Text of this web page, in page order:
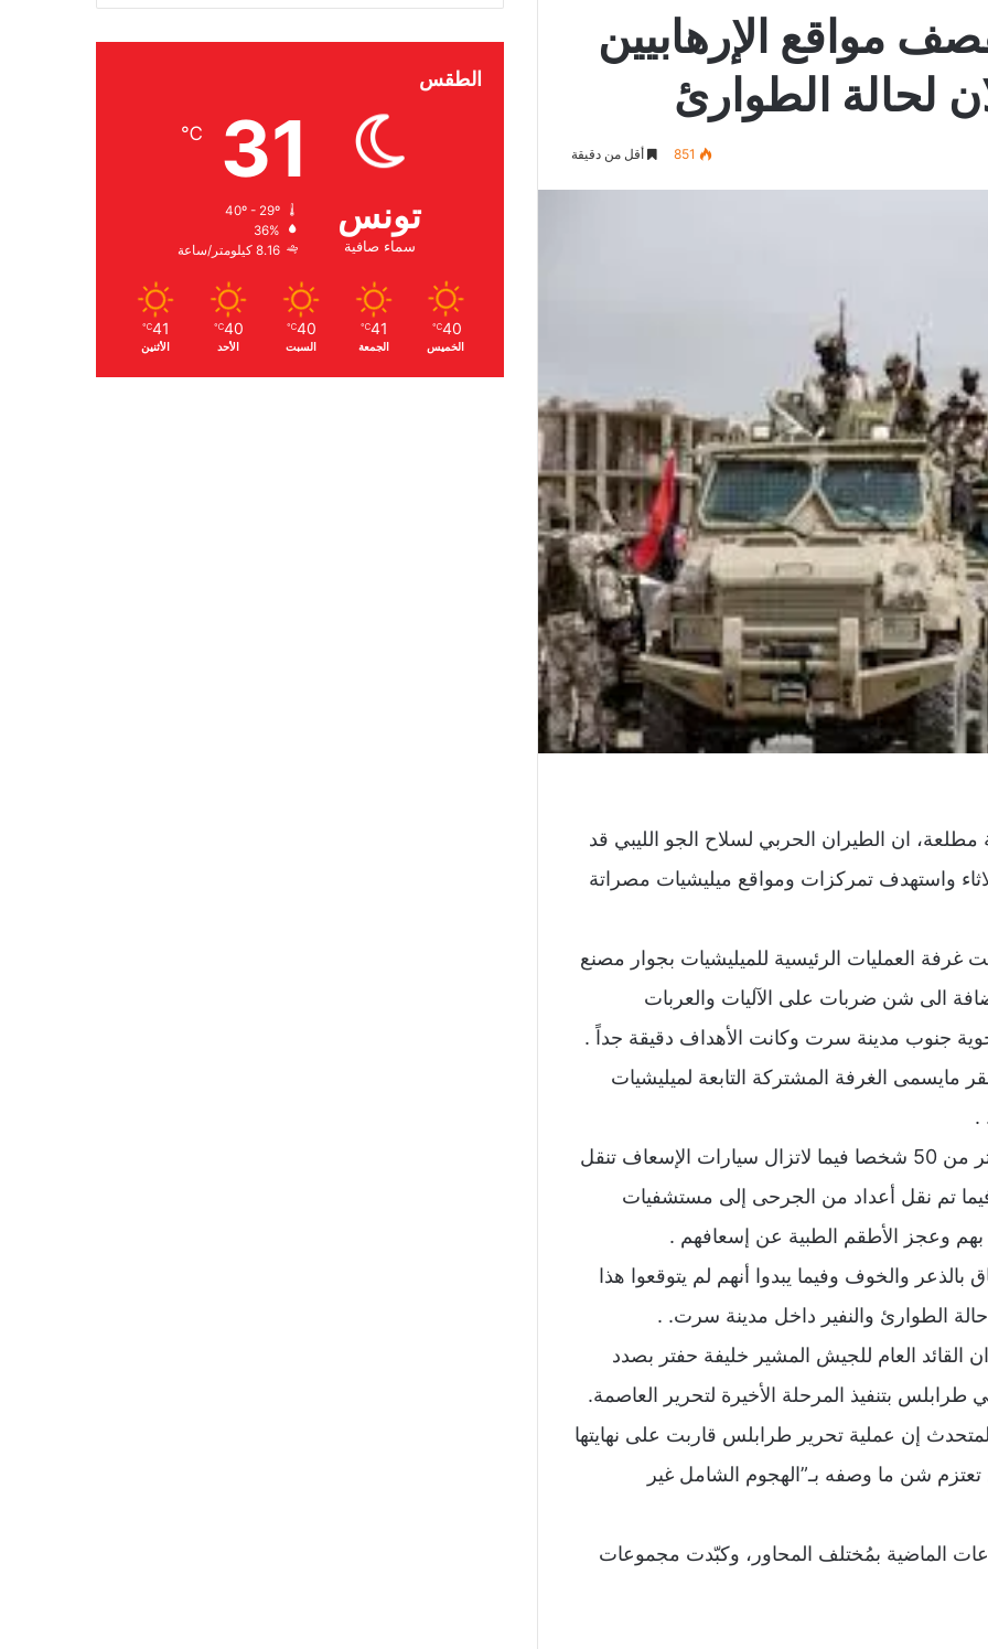
مواقع الإرهابيين
لحالة الطوارئ
851 أقل من دقيقة
ان الطيران الحربي لسلاح الجو الليبي قد
واستهدف تمركزات ومواقع ميليشيات مصراتة
العمليات الرئيسية للميليشيات بجوار مصنع
الى شن ضربات على الآليات والعربات
جنوب مدينة سرت وكانت الأهداف دقيقة جداً .
الغرفة المشتركة التابعة لميليشيات
.
ووفق ذات المصدر ، قتل 32 ارهابي وجرح اكثر من 50 شخصا فيما لاتزال سيارات الإسعاف تنقل
تم نقل أعداد من الجرحى إلى مستشفيات
وعجز الأطقم الطبية عن إسعافهم .
والخوف وفيما يبدوا أنهم لم يتوقعوا هذا
الطوارئ والنفير داخل مدينة سرت. .
العام للجيش المشير خليفة حفتر بصدد
طرابلس بتنفيذ المرحلة الأخيرة لتحرير العاصمة.
إن عملية تحرير طرابلس قاربت على نهايتها
شن ما وصفه بـ”الهجوم الشامل غير
الماضية بمُختلف المحاور، وكبّدت مجموعات
الطقس
تونس
سماء صافية
31
℃
36%
8.16 كيلومتر/ساعة
40
℃
الخميس
41
℃
الجمعة
40
℃
السبت
40
℃
الأحد
41
℃
الأثنين